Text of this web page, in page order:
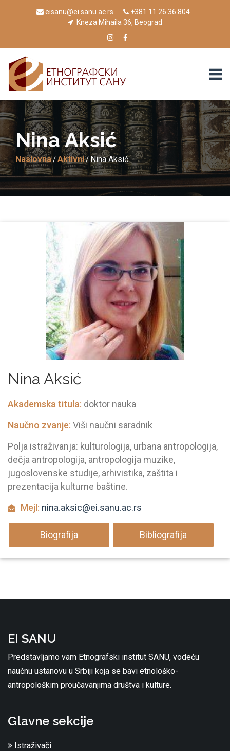
eisanu@ei.sanu.ac.rs
+381 11 26 36 804
Kneza Mihaila 36, Beograd
Nina Aksić
Naslovna/Aktivni/Nina Aksić
Nina Aksić
Akademska titula: doktor nauka
Naučno zvanje: Viši naučni saradnik
Polja istraživanja: kulturologija, urbana antropologija,
dečja antropologija, antropologija muzike,
jugoslovenske studije, arhivistika, zaštita i
prezentacija kulturne baštine.
Mejl: nina.aksic@ei.sanu.ac.rs
Biografija Bibliografija
EI SANU
Predstavljamo vam Etnografski institut SANU, vodeću
naučnu ustanovu u Srbiji koja se bavi etnološko-
antropološkim proučavanjima društva i kulture.
Glavne sekcije
Istraživači